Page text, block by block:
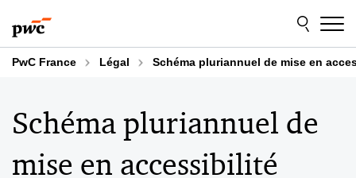
au
contenu
au
pied
dePwC France Légal Schéma pluriannuel de mise en
Schéma pluriannuel de
mise en accessibilité